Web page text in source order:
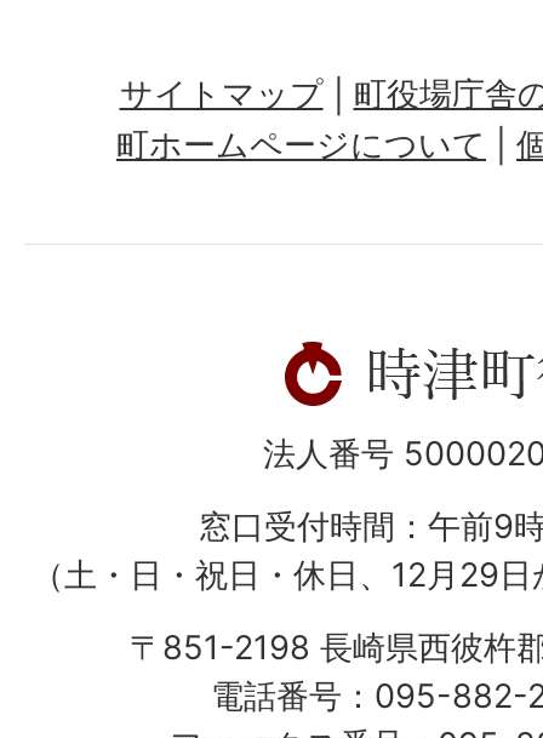
サイトマップ
町役場庁舎
町ホームページについて
法人番号
窓口受付時間：午前9
（土・日・祝日・休日、12月29
〒851-2198 長崎県西彼杵
電話番号：095-